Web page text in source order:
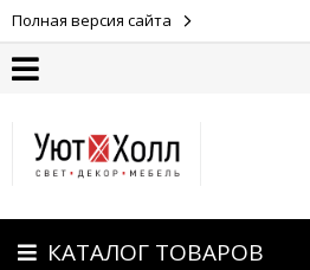
Полная версия сайта
Оплата
Доставка
КАТАЛОГ ТОВАРОВ